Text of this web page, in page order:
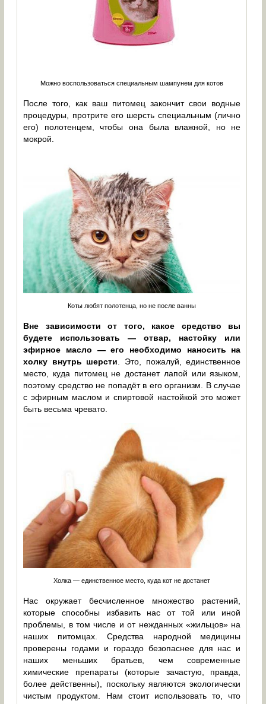
Можно воспользоваться специальным шампунем для котов
После того, как ваш питомец закончит свои водные
процедуры, протрите его шерсть специальным (лично
его) полотенцем, чтобы она была влажной, но не
мокрой.
Коты любят полотенца, но не после ванны
Вне зависимости от того, какое средство вы
будете использовать — отвар, настойку или
эфирное масло — его необходимо наносить на
холку внутрь шерсти . Это, пожалуй, единственное
место, куда питомец не достанет лапой или языком,
поэтому средство не попадёт в его организм. В случае
с эфирным маслом и спиртовой настойкой это может
быть весьма чревато.
Холка — единственное место, куда кот не достанет
Нас окружает бесчисленное множество растений,
которые способны избавить нас от той или иной
проблемы, в том числе и от нежданных «жильцов» на
наших питомцах. Средства народной медицины
проверены годами и гораздо безопаснее для нас и
наших меньших братьев, чем современные
химические препараты (которые зачастую, правда,
более действенны), поскольку являются экологически
чистым продуктом. Нам стоит использовать то, что